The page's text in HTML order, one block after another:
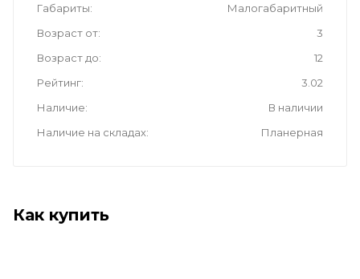
Габариты
Малогабаритный
Возраст от
3
Возраст до
12
Рейтинг
3.02
Наличие
В наличии
Наличие на складах
Планерная
Как купить